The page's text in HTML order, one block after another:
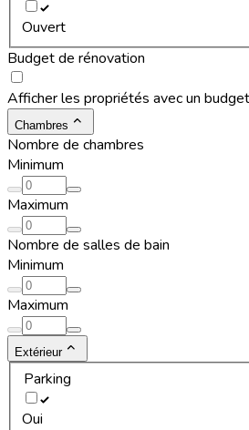
Ouvert
Budget de rénovation
Afficher les propriétés avec un
Chambres
Nombre de chambres
Minimum
Maximum
Nombre de salles de bain
Minimum
Maximum
Extérieur
Parking
Oui